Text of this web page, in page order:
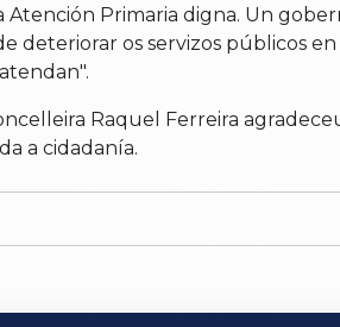
Primaria digna. Un
deteriorar os servizos públicos
Raquel Ferreira
a cidadanía.